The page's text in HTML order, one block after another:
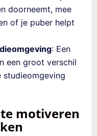
doorneemt, mee
of je puber helpt
: Een
een groot verschil
studieomgeving
motiveren